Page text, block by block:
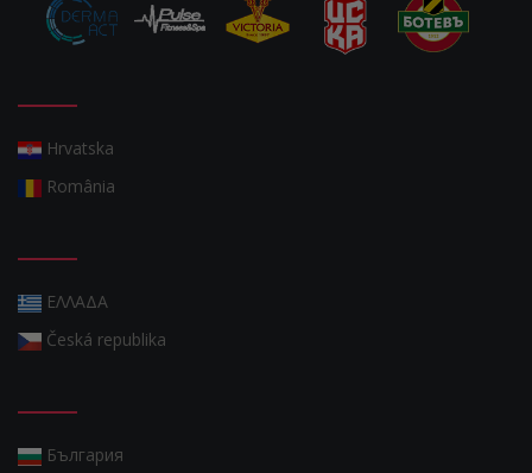
Hrvatska
România
ΕΛΛΑΔΑ
Česká republika
България